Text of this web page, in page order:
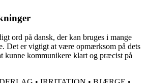
ord på dansk, der kan bruges i mange
Det er vigtigt at være opmærksom på dets
kunne kommunikere klart og præcist på